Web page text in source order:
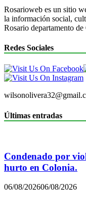
Rosarioweb es un sitio
la información social,
Rosario departamento
Redes Sociales
Últimas entradas
Condenado por
hurto en Colonia.
06/08/202606/08/2026